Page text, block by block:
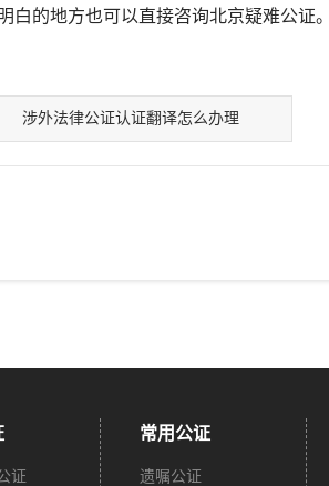
白的地方也可以直接咨询北京疑难公证
涉外法律公证认证翻译怎么办理
证
常用公证
遗嘱公证